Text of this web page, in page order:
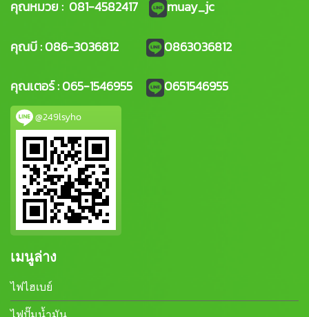
คุณหมวย : 081-4582417
muay_jc
คุณบี : 086-3036812 0863036812
คุณเตอร์ : 065-1546955 0651546955
@249lsyho
เมนูล่าง
ไฟไฮเบย์